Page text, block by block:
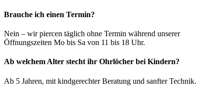
Brauche ich einen Termin?
Nein – wir piercen täglich ohne Termin während unserer
Öffnungszeiten Mo bis Sa von 11 bis 18 Uhr.
Ab welchem Alter stecht ihr Ohrlöcher bei Kindern?
Ab 5 Jahren, mit kindgerechter Beratung und sanfter Technik.